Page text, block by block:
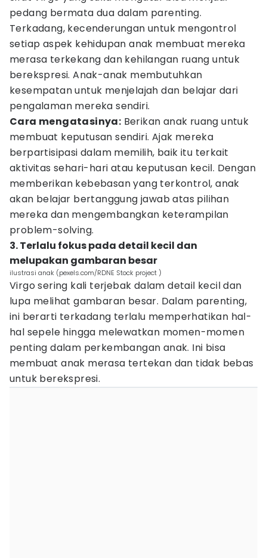
pedang bermata dua dalam parenting.
Terkadang, kecenderungan untuk mengontrol
setiap aspek kehidupan anak membuat mereka
merasa terkekang dan kehilangan ruang untuk
berekspresi. Anak-anak membutuhkan
kesempatan untuk menjelajah dan belajar dari
pengalaman mereka sendiri.
Cara mengatasinya: Berikan anak ruang untuk
membuat keputusan sendiri. Ajak mereka
berpartisipasi dalam memilih, baik itu terkait
aktivitas sehari-hari atau keputusan kecil. Dengan
memberikan kebebasan yang terkontrol, anak
akan belajar bertanggung jawab atas pilihan
mereka dan mengembangkan keterampilan
problem-solving.
3. Terlalu fokus pada detail kecil dan
melupakan gambaran besar
ilustrasi anak (pexels.com/RDNE Stock project )
Virgo sering kali terjebak dalam detail kecil dan
lupa melihat gambaran besar. Dalam parenting,
ini berarti terkadang terlalu memperhatikan hal-
hal sepele hingga melewatkan momen-momen
penting dalam perkembangan anak. Ini bisa
membuat anak merasa tertekan dan tidak bebas
untuk berekspresi.